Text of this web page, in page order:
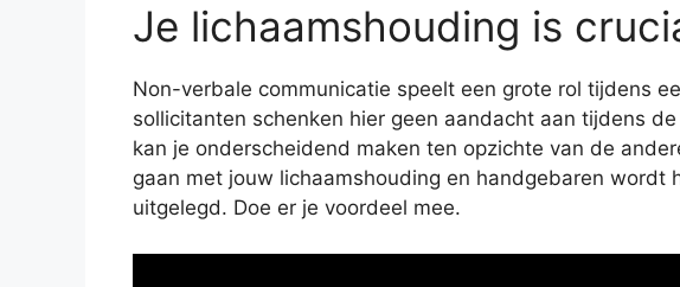
Je lichaamshouding is
Non-verbale communicatie speelt een grote rol tijdens
sollicitanten schenken hier geen aandacht aan tijdens
kan je onderscheidend maken ten opzichte van de
gaan met jouw lichaamshouding en handgebaren wordt
uitgelegd. Doe er je voordeel mee.